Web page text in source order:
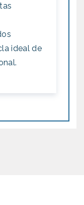
ideal de